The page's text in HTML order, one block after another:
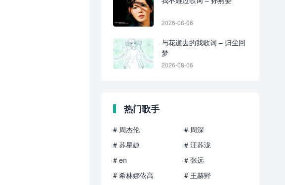
2026-08-06
与花逝去的我歌词 – 归尘回
梦
2026-08-06
热门歌手
# 周杰伦
# 周深
# 苏星婕
# 汪苏泷
# en
# 张远
# 希林娜依高
# 王赫野